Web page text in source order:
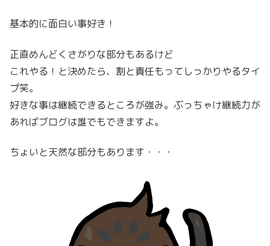
基本的に面白い事好き！
正直めんどくさがりな部分もあるけど
これやる！と決めたら、割と責任もってしっかりやるタイ
プ笑。
好きな事は継続できるところが強み。ぶっちゃけ継続力が
あればブログは誰でもできますよ。
ちょいと天然な部分もあります・・・